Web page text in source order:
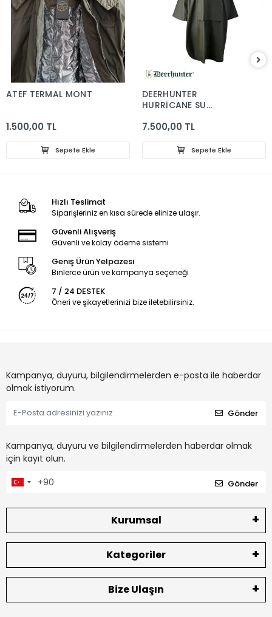
ATEF TERMAL MONT
1.500,00 TL
Sepete Ekle
DEERHUNTER
HURRİCANE SU
PANÇO
7.500,00 TL
Sepete Ekle
Hızlı Teslimat
Siparişleriniz en kısa sürede elinize ulaşır.
Güvenli Alışveriş
Güvenli ve kolay ödeme sistemi
Geniş Ürün Yelpazesi
Binlerce ürün ve kampanya seçeneği
7 / 24 DESTEK
Öneri ve şikayetlerinizi bize iletebilirsiniz.
Kampanya, duyuru, bilgilendirmelerden e-posta ile haberdar
olmak istiyorum.
Gönder
Kampanya, duyuru ve bilgilendirmelerden haberdar olmak
için kayıt olun.
Gönder
Kurumsal
Kategoriler
Bize Ulaşın